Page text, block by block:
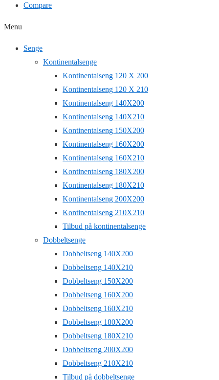
Compare
Menu
Senge
Kontinentalsenge
Kontinentalseng 120 X 200
Kontinentalseng 120 X 210
Kontinentalseng 140X200
Kontinentalseng 140X210
Kontinentalseng 150X200
Kontinentalseng 160X200
Kontinentalseng 160X210
Kontinentalseng 180X200
Kontinentalseng 180X210
Kontinentalseng 200X200
Kontinentalseng 210X210
Tilbud på kontinentalsenge
Dobbeltsenge
Dobbeltseng 140X200
Dobbeltseng 140X210
Dobbeltseng 150X200
Dobbeltseng 160X200
Dobbeltseng 160X210
Dobbeltseng 180X200
Dobbeltseng 180X210
Dobbeltseng 200X200
Dobbeltseng 210X210
Tilbud på dobbeltsenge